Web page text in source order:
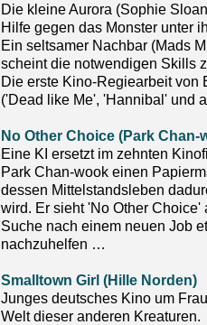
Die kleine Aurora (Sophie
Hilfe gegen das Monster unter
Ein seltsamer Nachbar (Mads
scheint die notwendigen Skills
Die erste Kino-Regiearbeit von
('Dead like Me', 'Hannibal' und
No Other Choice (Park Chan-
Eine KI ersetzt im zehnten
Park Chan-wook einen
dessen Mittelstandsleben
wird. Er sieht 'No Other Choice'
Suche nach einem neuen Job
nachzuhelfen …
Smalltown Girl (Hille Norden)
Junges deutsches Kino um
Welt dieser anderen Kreaturen.